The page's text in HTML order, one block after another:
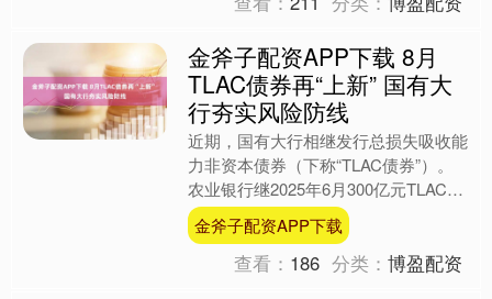
金斧子配资APP下载 8月
TLAC债券再“上新” 国有大
行夯实风险防线
近期，国有大行相继发行总损失吸收能
力非资本债券（下称“TLAC债券”）。
农业银行继2025年6月300亿元TLAC债
券落地后，再发200亿元TLAC债券，
加上此....
金斧子配资APP下载
查看： 186 分类：博盈配资